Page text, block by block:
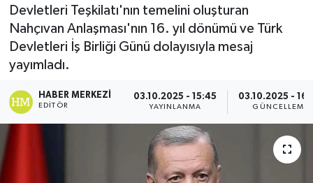
Devletleri Teşkilatı'nın temelini oluşturan
Nahçıvan Anlaşması'nın 16. yıl dönümü ve Türk
Devletleri İş Birliği Günü dolayısıyla mesaj
yayımladı.
HABER MERKEZI
EDITÖR
03.10.2025 - 15:45
YAYINLANMA
03.10.2025 -
GÜNCELLEME
Eğitim
Ekonomi
Gündem
Son Dakika Haberleri
Haber Arşivi